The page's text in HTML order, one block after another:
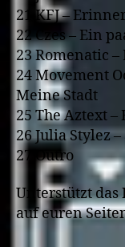
21 KFJ –
22 Czes – Ein
23 Romenatic
24 Movement
Meine Stadt
25 The Aztext –
26 Julia Stylez
27 Outro
Unterstützt das
auf euren